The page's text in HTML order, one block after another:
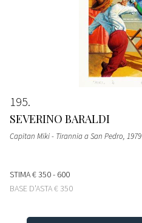
195
SEVERINO BARALDI
Capitan Miki - Tirannia a San Pedro, 1979
STIMA€ 350 - 600
BASE D'ASTA€ 350